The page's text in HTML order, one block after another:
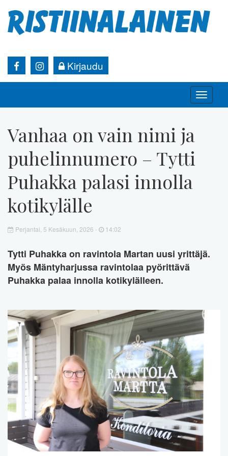
Kirjaudu
Toggle
Vanhaa on vain nimi ja
puhelinnumero – Tytti
Puhakka palasi innolla
kotikylälle
Perjantai, 5 Kesäkuun, 2026 - 14:02
Tytti Puhakka on ravintola Martan uusi yrittäjä.
Myös Mäntyharjussa ravintolaa pyörittävä
Puhakka palaa innolla kotikylälleen.